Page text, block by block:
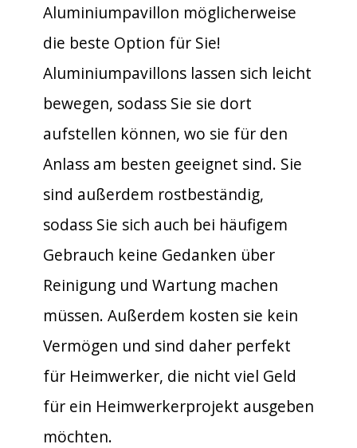
Aluminiumpavillon möglicherweise
die beste Option für Sie!
Aluminiumpavillons lassen sich leicht
bewegen, sodass Sie sie dort
aufstellen können, wo sie für den
Anlass am besten geeignet sind. Sie
sind außerdem rostbeständig,
sodass Sie sich auch bei häufigem
Gebrauch keine Gedanken über
Reinigung und Wartung machen
müssen. Außerdem kosten sie kein
Vermögen und sind daher perfekt
für Heimwerker, die nicht viel Geld
für ein Heimwerkerprojekt ausgeben
möchten.